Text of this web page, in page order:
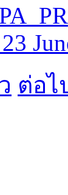
ต่อไ